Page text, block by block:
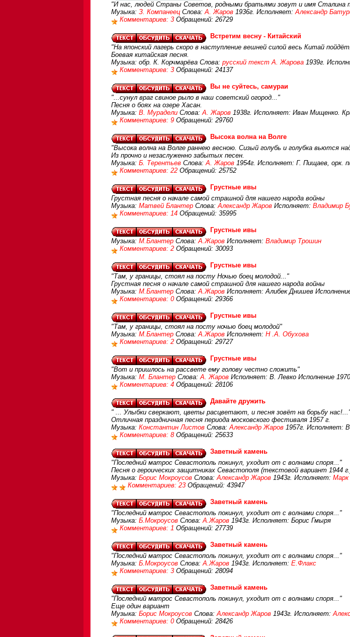
"И нас, людей Страны Советов, родными братьями зовут и имя Сталина
Музыка: З. Компанеец Слова:А. Жаров 1936г. Исполняет:Александр
Комментариев: 3 Обращений: 26729
Встретим весну - Китайский
"На японский лагерь скоро в наступление вешней силой весь Китай
Боевая китайская песня.
Музыка: обр. К. Корчмарёва Слова: русский текст А. Жарова 1939г.
Комментариев: 3 Обращений: 24137
Вы не суйтесь, самураи
"...сунул враг свиное рыло в наш советский огород..."
Песня о боях на озере Хасан.
Музыка: В. Мурадели Слова:А. Жаров 1938г. Исполняет: Иван Мищенко.
Комментариев: 9 Обращений: 29760
Высока волна на Волге
"Высока волна на Волге раннею весною. Сизый голубь и голубка вьются
Из прочно и незаслуженно забытых песен.
Музыка: Б. Терентьев Слова:А. Жаров 1954г. Исполняет: Г. Пищаев, орк.
Комментариев: 22 Обращений: 25752
Грустные ивы
Грустная песня о начале самой страшной для нашего народа войны
Музыка: Матвей Блантер Слова:Александр Жаров Исполняет: Владимир
Комментариев: 14 Обращений: 35995
Грустные ивы
Музыка: М.Блантер Слова:А.Жаров Исполняет: Владимир Трошин
Комментариев: 2 Обращений: 30093
Грустные ивы
"Там, у границы, стоял на посту Ночью боец молодой..."
Грустная песня о начале самой страшной для нашего народа войны
Музыка: М.Блантер Слова:А.Жаров Исполняет: Алибек Днишев
Комментариев: 0 Обращений: 29366
Грустные ивы
"Там, у границы, стоял на посту ночью боец молодой"
Музыка: М.Блантер Слова:А.Жаров Исполняет: Н .А. Обухова
Комментариев: 2 Обращений: 29727
Грустные ивы
"Вот и пришлось на рассвете ему голову честно сложить"
Музыка: М. Блантер Слова:А. Жаров Исполняет: В. Левко Исполнение
Комментариев: 4 Обращений: 28106
Давайте дружить
" ... Улыбки сверкают, цветы расцветают, и песня зовёт на борьбу
Отличная праздничная песня периода московского фестиваля 1957 г.
Музыка: Константин Листов Слова:Александр Жаров 1957г. Исполняет:
Комментариев: 8 Обращений: 25633
Заветный камень
"Последний матрос Севастополь покинул, уходит от с волнами споря..."
Песня о героических защитниках Севастополя (текстовой вариант 1944
Музыка: Борис Мокроусов Слова:Александр Жаров 1943г. Исполняет: Марк
Комментариев: 23 Обращений: 43947
Заветный камень
"Последний матрос Севастополь покинул, уходит от с волнами споря..."
Музыка: Б.Мокроусов Слова:А.Жаров 1943г. Исполняет: Борис Гмыря
Комментариев: 1 Обращений: 27739
Заветный камень
"Последний матрос Севастополь покинул, уходит от с волнами споря..."
Музыка: Б.Мокроусов Слова:А.Жаров 1943г. Исполняет: Е.Флакс
Комментариев: 3 Обращений: 28094
Заветный камень
"Последний матрос Севастополь покинул, уходит от с волнами споря..."
Еще один вариант
Музыка: Борис Мокроусов Слова:Александр Жаров 1943г. Исполняет:
Комментариев: 0 Обращений: 28426